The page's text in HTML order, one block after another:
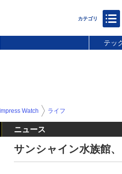
テッ
Impress Watch ライフ
ニュース
サンシャイン水族館